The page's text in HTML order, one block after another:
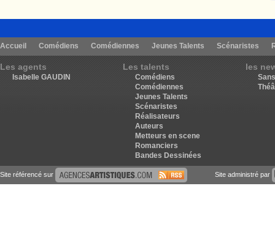
Accueil Comédiens Comédiennes Jeunes Talents Scénaristes
Les agents
Isabelle GAUDIN
Les talents
Comédiens
Comédiennes
Jeunes Talents
Scénaristes
Réalisateurs
Auteurs
Metteurs en scene
Romanciers
Bandes Dessinées
les
Site référencé sur Site administré par